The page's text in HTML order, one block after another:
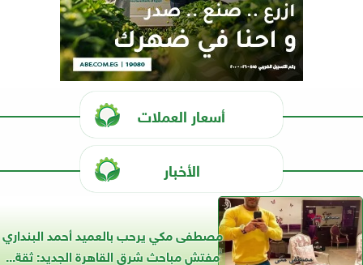
أسعار العملات
الأخبار
مصطفى مكي يرحب بالعميد أحمد البنداري
مفتش مباحث شرق القاهرة الجديد: ثقة...